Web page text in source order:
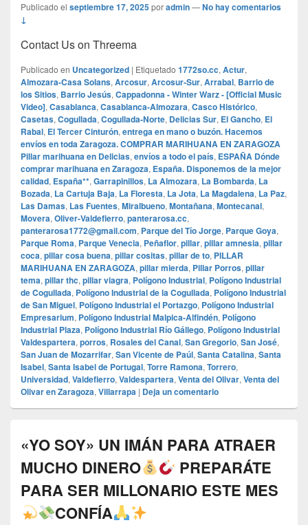
Publicado el septiembre 17, 2025poradmin—No hay comentarios
↓
Contact Us on Threema
Publicado en Uncategorized | Etiquetado 1772so.cc, Actur,
Almozara-Casa Solans, Arcosur, Arcosur-Sur, Arrabal, Barrio de
los Sitios, Barrio Jesús, Cappadonna - Winter Warz - [Official Music
Video], Casablanca, Casablanca-Almozara, Casco Histórico,
Casetas, Cogullada, Cogullada-Norte, Delicias Sur, El Gancho, El
Rabal, El Tercer Cinturón, entrega en mano o buzón. Hacemos
envíos en toda Zaragoza. COMPRAR MARIHUANA EN ZARAGOZA
Pillar marihuana en Delicias, envíos a todo el país, ESPAÑA Dónde
comprar marihuana en Zaragoza, España. Disponemos de la mejor
calidad, España**, Garrapinillos, La Almozara, La Bombarda, La
Bozada, La Cartuja Baja, La Floresta, La Jota, La Magdalena, La Paz,
Las Damas, Las Fuentes, Miralbueno, Montañana, Montecanal,
Movera, Oliver-Valdefierro, panterarosa.cc,
panterarosa1772@gmail.com, Parque del Tío Jorge, Parque Goya,
Parque Roma, Parque Venecia, Peñaflor, pillar, pillar amnesia, pillar
coca, pillar cosa buena, pillar cositas, pillar de to, PILLAR
MARIHUANA EN ZARAGOZA, pillar mierda, Pillar Porros, pillar
tema, pillar thc, pillar viagra, Polígono Industrial, Polígono Industrial
de Cogullada, Polígono Industrial de la Cogullada, Polígono Industrial
de San Miguel, Polígono Industrial el Portazgo, Polígono Industrial
Empresarium, Polígono Industrial Malpica-Alfindén, Polígono
Industrial Plaza, Polígono Industrial Río Gállego, Polígono Industrial
Valdespartera, porros, Rosales del Canal, San Gregorio, San José,
San Juan de Mozarrifar, San Vicente de Paúl, Santa Catalina, Santa
Isabel, Santa Isabel de Portugal, Torre Ramona, Torrero,
Universidad, Valdefierro, Valdespartera, Venta del Olivar, Venta del
Olivar en Zaragoza, Villarrapa | Deja un comentario
«YO SOY» UN IMÁN PARA ATRAER
MUCHO DINERO
PREPARÁTE
PARA SER MILLONARIO ESTE MES
CONFÍA